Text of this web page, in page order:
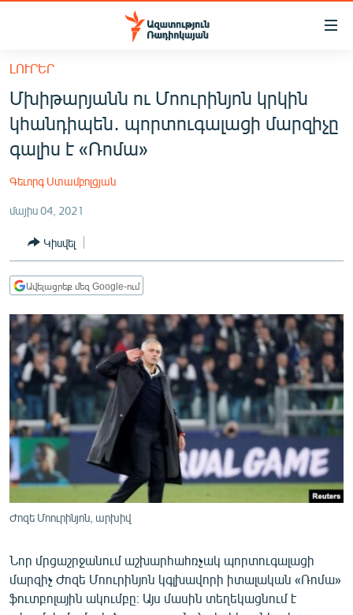
Մատչելիության
հիմնական
բովանդակությանը
Անցնել
հիմնական
մենյուին
ՀԱՅԱՍՏԱՆ
ՔԱՂԱՔԱԿԱՆ
ՏՆՏԵՍՈՒԹՅՈՒՆ
ՂԱՐԱԲԱՂ
ՏԱՐԱԾԱՇՐՋԱՆ
ՄԻՋԱԶԳԱՅԻՆ
ՄՇԱԿՈՒՅԹ
ՍՊՈՐՏ
ՄԵԿՆԱԲԱՆՈՒԹՅՈՒՆ
ՏՏ ԵՒ ԻՆՏԵՐՆԵՏ
ՏԵՍԱՆՅՈՒԹԵՐ
ԲԱՆԱՎԵՃ
ԼՈՒՐԵՐ
Մխիթարյանն ու Մոուրինյոն կրկին
կհանդիպեն․ պորտուգալացի մարզիչը
գալիս է «Ռոմա»
Գեւորգ Ստամբոլցյան
մայիս 04, 2021
Կիսվել
Ավելացրեք մեզ Google-ում
Ժոզե Մոուրինյոն, արխիվ
Նոր մրցաշրջանում աշխարհահռչակ պորտուգալացի
մարզիչ Ժոզե Մոուրինյոն կգլխավորի իտալական «Ռոմա»
ֆուտբոլային ակումբը։ Այս մասին տեղեկացնում է